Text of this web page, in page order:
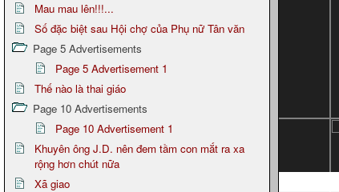
Mau mau lên!!!...
Số đặc biệt sau Hội chợ của Phụ nữ Tân văn
Page 5 Advertisements
Page 5 Advertisement 1
Thế nào là thai giáo
Page 10 Advertisements
Page 10 Advertisement 1
Khuyên ông J.D. nên đem tầm con mắt ra xa
rộng hơn chút nữa
Xã giao